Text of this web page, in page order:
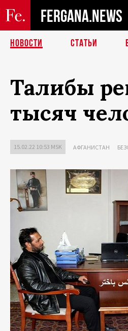
FERGANA.NEWS
НОВОСТИ СТАТЬИ
Талибы
тысяч
15.02.22 10:53 MSK АФГАНИСТАН